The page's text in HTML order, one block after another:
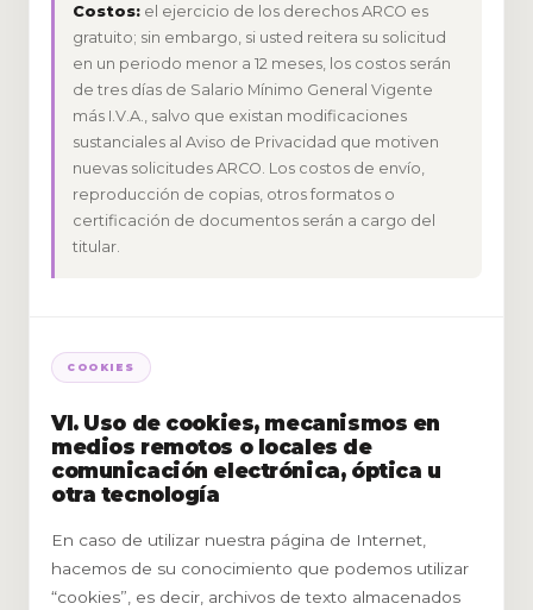
Costos: el ejercicio de los derechos ARCO es
gratuito; sin embargo, si usted reitera su solicitud
en un periodo menor a 12 meses, los costos serán
de tres días de Salario Mínimo General Vigente
más I.V.A., salvo que existan modificaciones
sustanciales al Aviso de Privacidad que motiven
nuevas solicitudes ARCO. Los costos de envío,
reproducción de copias, otros formatos o
certificación de documentos serán a cargo del
titular.
COOKIES
VI. Uso de cookies, mecanismos en
medios remotos o locales de
comunicación electrónica, óptica u
otra tecnología
En caso de utilizar nuestra página de Internet,
hacemos de su conocimiento que podemos utilizar
“cookies”, es decir, archivos de texto almacenados